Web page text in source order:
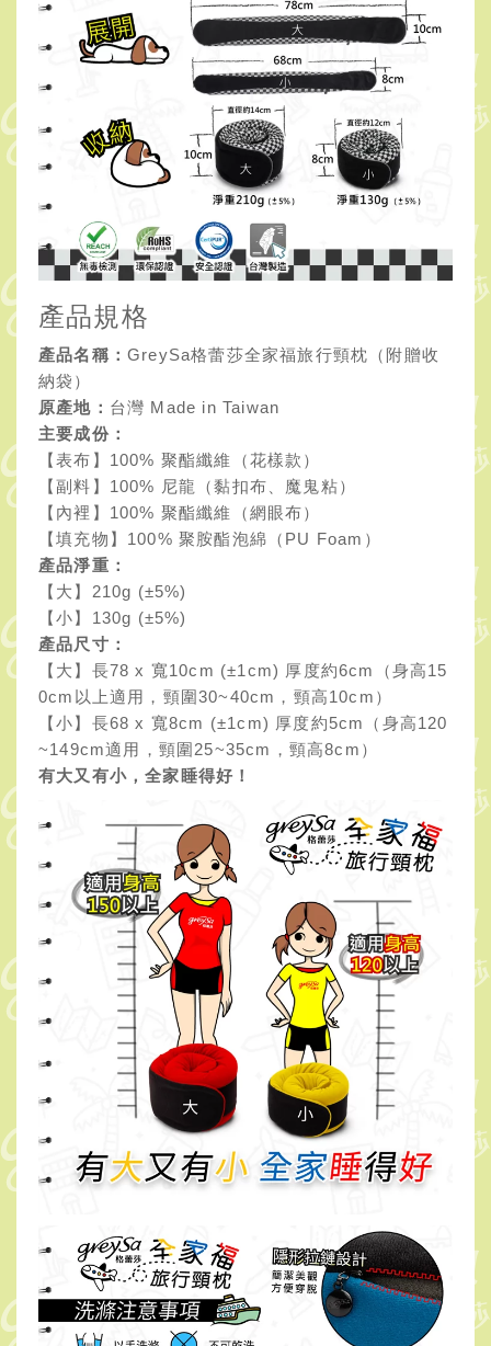
產品規格
產品名稱： GreySa格蕾莎全家福旅行頸枕（附贈收
納袋）
原產地： 台灣 Made in Taiwan
主要成份：
【表布】100% 聚酯纖維（花樣款）
【副料】100% 尼龍（黏扣布、魔鬼粘）
【內裡】100% 聚酯纖維（網眼布）
【填充物】100% 聚胺酯泡綿（PU Foam）
產品淨重：
【大】210g (±5%)
【小】130g (±5%)
產品尺寸：
【大】長78 x 寬10cm (±1cm) 厚度約6cm（身高15
0cm以上適用，頸圍30~40cm，頸高10cm）
【小】長68 x 寬8cm (±1cm) 厚度約5cm（身高120
~149cm適用，頸圍25~35cm，頸高8cm）
有大又有小，全家睡得好！